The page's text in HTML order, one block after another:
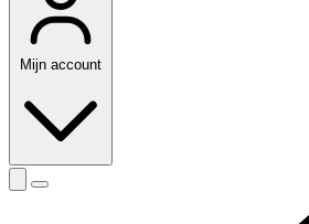
Mijn account